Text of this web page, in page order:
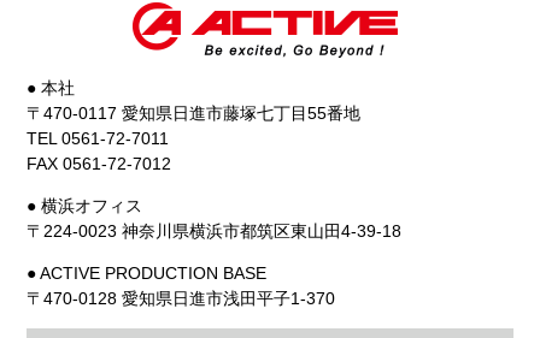
● 本社
〒470-0117 愛知県日進市藤塚七丁目55番地
TEL 0561-72-7011
FAX 0561-72-7012
● 横浜オフィス
〒224-0023 神奈川県横浜市都筑区東山田4-39-18
● ACTIVE PRODUCTION BASE
〒470-0128 愛知県日進市浅田平子1-370